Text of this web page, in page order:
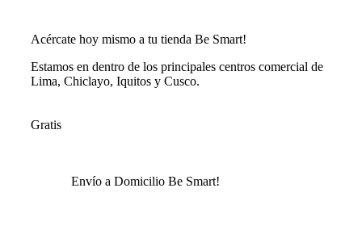
Acércate hoy mismo a tu tienda Be Smart!
Estamos en dentro de los principales centros comercial de
Lima, Chiclayo, Iquitos y Cusco.
Gratis
Envío a Domicilio Be Smart!